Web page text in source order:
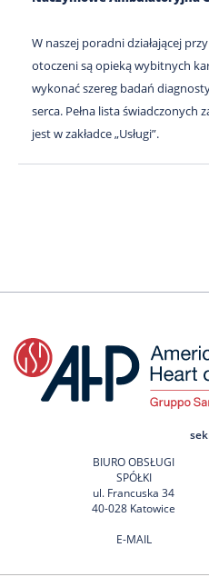
W naszej poradni działającej
otoczeni są opieką wybitnych
wykonać szereg badań
serca. Pełna lista świadczonych
jest w zakładce „Usługi”.
BIURO OBSŁUGI
SPÓŁKI
ul. Francuska 34
40-028 Katowice
E-MAIL